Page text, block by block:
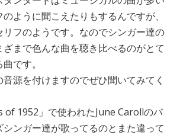
ように聞こえたりもするんですが、
リフのようです。なのでシンガー達の
まで色んな曲を聴き比べるのがとて
です。
源を付けますのでぜひ聞いてみてく
of 1952」で使われたJune Carollのバ
ンガー達が歌ってるのとまた違って